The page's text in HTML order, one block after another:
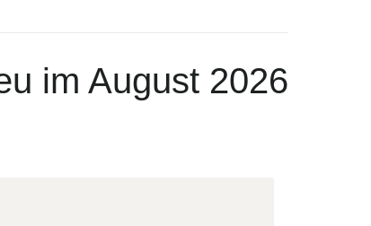
im August 2026